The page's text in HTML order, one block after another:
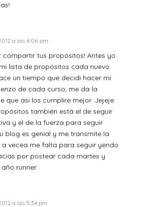
a las 6:06 pm
compartir tus propósitos! Antes yo
lista de propósitos cada nuevo
un tiempo que decidi hacer mi
de cada curso, me da la
que asi los cumplire mejor. Jejeje.
también está el de seguir
y el de la fuerza para seguir
blog es genial y me transmite la
a vecea me falta para seguir yendo
por postear cada martes y
runner.
a las 5:34 pm